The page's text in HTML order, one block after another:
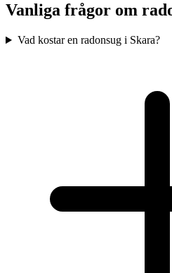
Vanliga frågor om
Vad kostar en radonsug i Skara?